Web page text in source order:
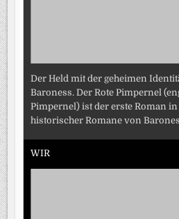
Der Held mit der geheimen
Baroness. Der Rote Pimpernel
Pimpernel) ist der erste Roman in
historischer Romane von
WIR